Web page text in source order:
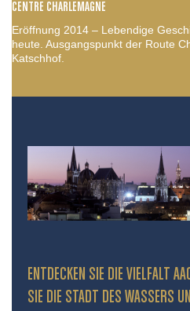
CENTRE CHARLEMAGNE
Eröffnung 2014 – Lebendige
heute. Ausgangspunkt der Route
Katschhof.
ENTDECKEN SIE DIE VIELFALT
IE DIE STADT DES WASSERS UND